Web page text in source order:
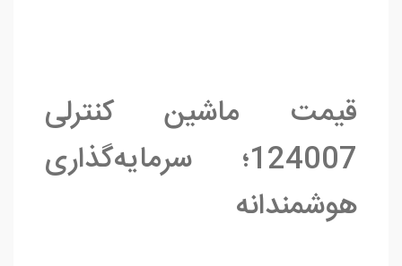
قیمت ماشین کنترلی
124007؛ سرمایه‌گذاری
هوشمندانه